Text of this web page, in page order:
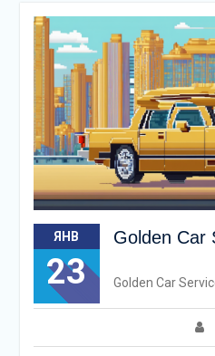
ЯНВ
23
Golden Car
Golden Car